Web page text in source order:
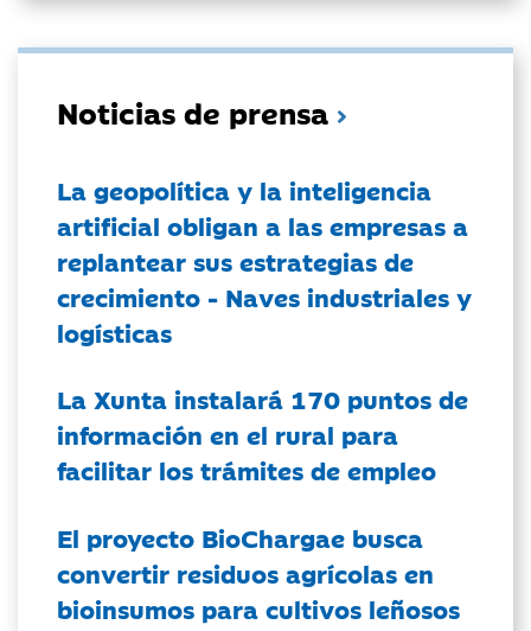
Noticias de prensa
La geopolítica y la inteligencia
artificial obligan a las empresas a
replantear sus estrategias de
crecimiento - Naves industriales y
logísticas
La Xunta instalará 170 puntos de
información en el rural para
facilitar los trámites de empleo
El proyecto BioChargae busca
convertir residuos agrícolas en
bioinsumos para cultivos leñosos